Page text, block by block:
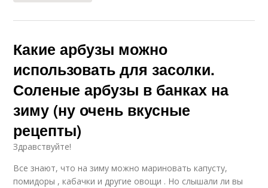
Какие арбузы можно
использовать для засолки.
Соленые арбузы в банках на
зиму (ну очень вкусные
рецепты)
Здравствуйте!
Все знают, что на зиму можно мариновать капусту,
помидоры , кабачки и другие овощи . Но слышали ли вы